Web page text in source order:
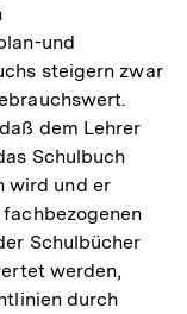
und
steigern zwar
dem Lehrer
Schulbuch
wird und er
Schulbücher
werden,
durch